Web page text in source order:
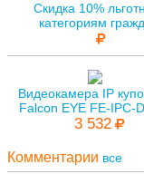
Скидка 10%
категориям
Видеокамера IP
Falcon EYE FE-IPC-
3 532
Комментарии все